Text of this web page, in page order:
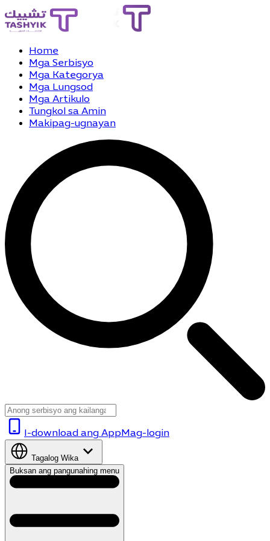
Home
Mga Serbisyo
Mga Kategorya
Mga Lungsod
Mga Artikulo
Tungkol sa Amin
Makipag-ugnayan
I-download ang AppMag-login
Tagalog Wika
Buksan ang pangunahing menu